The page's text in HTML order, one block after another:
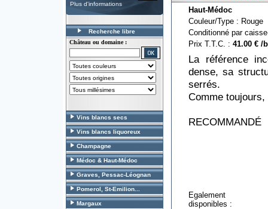
Plus d'informations
Recherche libre
Château ou domaine :
Vins blancs secs
Vins blancs liquoreux
Champagne
Médoc & Haut-Médoc
Graves, Pessac-Léognan
Pomerol, St-Emilion...
Margaux
Haut-Médoc
Couleur/Type : Rouge
Conditionné par
Prix T.T.C. : 41.00 € /
La référence
dense, sa
serrés.
Comme
RECOMMANDÉ
Egalement
disponibles :